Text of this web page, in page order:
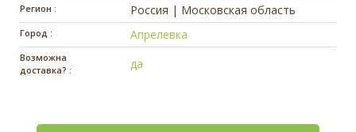
Регион : Россия | Московская область
Город : Апрелевка
Возможна
доставка? :
да